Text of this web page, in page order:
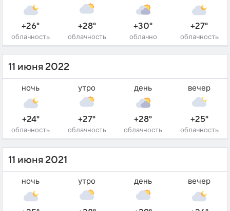
+26°
облачность
+28°
облачность
+30°
облачно
+27°
облачность
11 июня 2022
ночь
+24°
облачность
утро
+27°
облачность
день
+28°
облачность
вечер
+25°
облачность
11 июня 2021
ночь утро день вечер